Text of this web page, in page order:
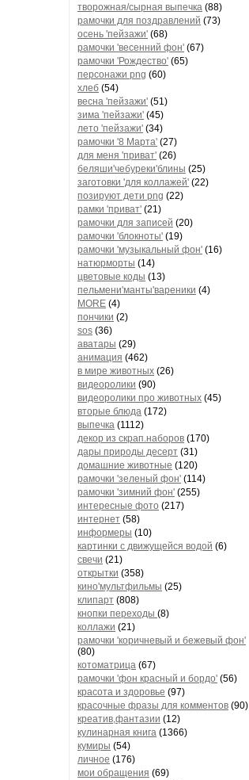
творожная/сырная выпечка (88)
рамочки для поздравлений (73)
осень 'пейзажи' (68)
рамочки 'весенний фон' (67)
рамочки 'Рождество' (65)
персонажи png (60)
хлеб (54)
весна 'пейзажи' (51)
зима 'пейзажи' (45)
лето 'пейзажи' (34)
рамочки '8 Марта' (27)
для меня 'приват' (26)
беляши'чебуреки'блины (25)
заготовки 'для коллажей' (22)
позируют дети png (22)
рамки 'приват' (21)
рамочки для записей (20)
рамочки 'блокноты' (19)
рамочки 'музыкальный фон' (16)
натюрморты (14)
цветовые коды (13)
пельмени'манты'вареники (4)
MORE (4)
пончики (2)
sos (36)
аватары (29)
анимация (462)
в мире животных (26)
видеоролики (90)
видеоролики про животных (45)
вторые блюда (172)
выпечка (1112)
декор из скрап.наборов (170)
дары природы десерт (31)
домашние животные (120)
рамочки 'зеленый фон' (114)
рамочки 'зимний фон' (255)
интересные фото (217)
интернет (58)
информеры (10)
картинки с движущейся водой (6)
свечи (21)
открытки (358)
кино'мультфильмы (25)
клипарт (808)
кнопки переходы (8)
коллажи (21)
рамочки 'коричневый и бежевый фон'
(80)
котоматрица (67)
рамочки 'фон красный и бордо' (56)
красота и здоровье (97)
красочные фразы для комментов (90)
креатив,фантазии (12)
кулинарная книга (1366)
кумиры (54)
личное (176)
мои обращения (69)